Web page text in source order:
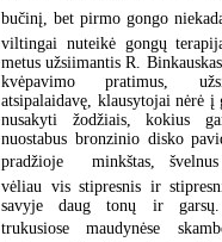
bučinį, bet pirmo gongo niekada
viltingai nuteikė gongų
metus užsiimantis R.
kvėpavimo pratimus,
atsipalaidavę, klausytojai nėrė į
nusakyti žodžiais, kokius
nuostabus bronzinio disko
pradžioje  minkštas, švelnus
vėliau vis stipresnis ir
savyje daug tonų ir garsų.
trukusiose maudynėse